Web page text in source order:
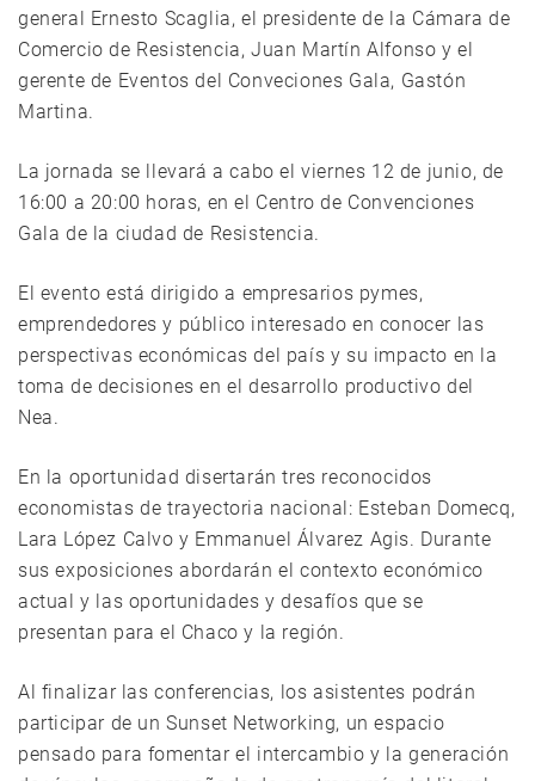
general Ernesto Scaglia, el presidente de la Cámara de
Comercio de Resistencia, Juan Martín Alfonso y el
gerente de Eventos del Conveciones Gala, Gastón
Martina.
La jornada se llevará a cabo el viernes 12 de junio, de
16:00 a 20:00 horas, en el Centro de Convenciones
Gala de la ciudad de Resistencia.
El evento está dirigido a empresarios pymes,
emprendedores y público interesado en conocer las
perspectivas económicas del país y su impacto en la
toma de decisiones en el desarrollo productivo del
Nea.
En la oportunidad disertarán tres reconocidos
economistas de trayectoria nacional: Esteban Domecq,
Lara López Calvo y Emmanuel Álvarez Agis. Durante
sus exposiciones abordarán el contexto económico
actual y las oportunidades y desafíos que se
presentan para el Chaco y la región.
Al finalizar las conferencias, los asistentes podrán
participar de un Sunset Networking, un espacio
pensado para fomentar el intercambio y la generación